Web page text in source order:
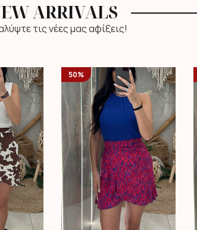
ARRIVALS
τις νέες μας αφίξεις!
50%